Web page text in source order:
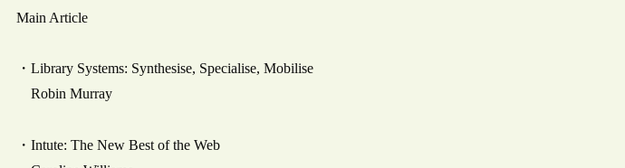
Main Article
・Library Systems: Synthesise, Specialise, Mobilise
Robin Murray
・Intute: The New Best of the Web